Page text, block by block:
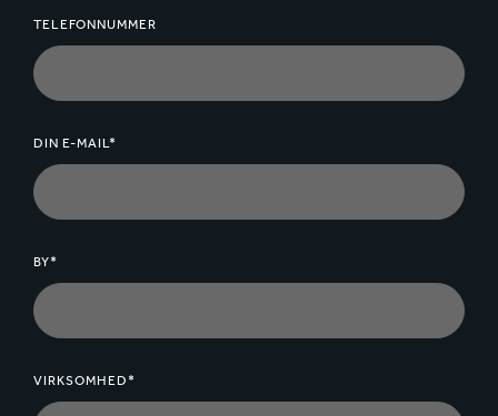
TELEFONNUMMER
DIN E-MAIL*
BY*
VIRKSOMHED*